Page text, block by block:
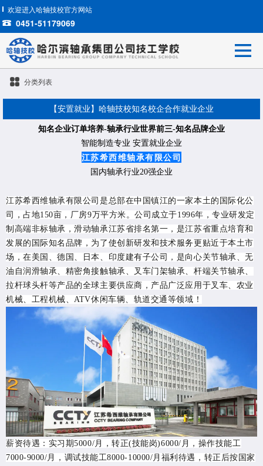
欢迎进入哈轴技校官方网站
0451-51179069
分类列表
【安置就业】哈轴技校知名校企合作就业企业
知名企业订单培养-轴承行业世界前三-知名品牌企业
智能制造专业 安置就业企业
江苏希西维轴承有限公司
国内轴承行业20强企业
江苏希西维轴承有限公司是总部在中国镇江的一家本土的国际化公
司，占地150亩，厂房9万平方米。公司成立于1996年，专业研发定
制高端非标轴承，滑动轴承江苏省排名第一，是江苏省重点培育和
发展的国际知名品牌，为了使创新研发和技术服务更贴近于本土市
场，在美国、德国、日本、印度建有子公司，是向心关节轴承、无
油自润滑轴承、精密角接触轴承、叉车门架轴承、杆端关节轴承、
拉杆球头杆等产品的全球主要供应商，产品广泛应用于叉车、农业
机械、工程机械、ATV休闲车辆、轨道交通等领域！
薪资待遇： 实习期5000/月，转正(技能岗)6000/月，操作技能工
7000-9000/月，调试技能工8000-10000/月 福利待遇， 转正后按国家